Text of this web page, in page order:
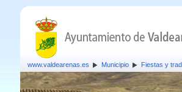
www.valdearenas.es Municipio Fiestas y